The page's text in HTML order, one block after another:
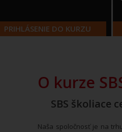
PRIHLÁSENIE DO KURZU
O kurze
SBS školiace
Naša spoločnosť je na